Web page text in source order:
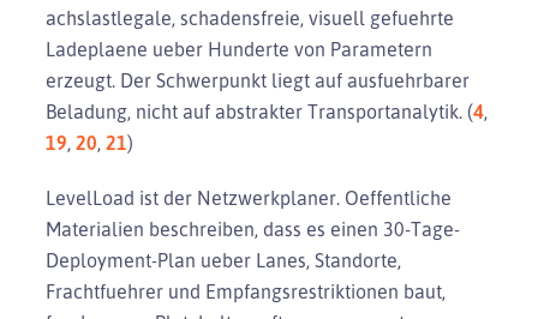
achslastlegale, schadensfreie, visuell gefuehrte
Ladeplaene ueber Hunderte von Parametern
erzeugt. Der Schwerpunkt liegt auf ausfuehrbarer
Beladung, nicht auf abstrakter Transportanalytik. (4,
19, 20, 21)
LevelLoad ist der Netzwerkplaner. Oeffentliche
Materialien beschreiben, dass es einen 30-Tage-
Deployment-Plan ueber Lanes, Standorte,
Frachtfuehrer und Empfangsrestriktionen baut,